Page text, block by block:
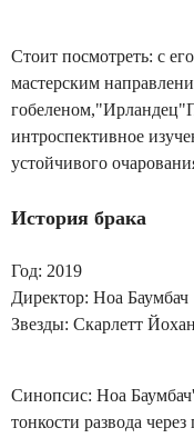
Стоит посмотреть: с
мастерским
интроспективное
устойчивого
История брака
Год: 2019
Директор: Ноа Баумбач
Звезды: Скарлетт
Синопсис: Ноа
тонкости развода